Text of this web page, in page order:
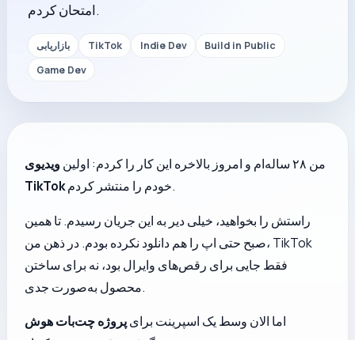
امتحان کردم.
بازاریابی TikTok Indie Dev
Build in Public
Game Dev
من ۲۸ ساله‌ام و امروز بالاخره این کار را کردم: اولین
ویدیوی
TikTok
خودم را منتشر کردم.
راستش را بخواهید، خیلی دیر به این جریان رسیدم. تا همین
صبح حتی اپ را هم دانلود نکرده بودم. در ذهن من، TikTok
فقط جایی برای رقص‌های وایرال بود، نه برای ساختن
محصول به‌صورت جدی.
اما الان وسط یک اسپرینت برایپروژه چت‌بات هوش